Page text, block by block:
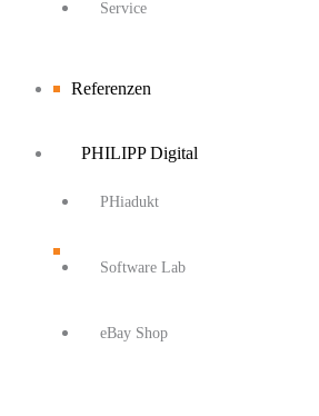
Service
Referenzen
PHILIPP Digital
PHiadukt
Software Lab
eBay Shop